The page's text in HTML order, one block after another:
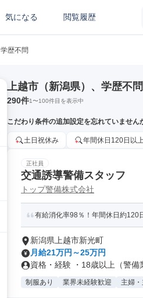
気になる 閲覧履歴
学歴不問
上越市（新潟県）、学歴不
290件1〜100件目を表示中
こだわり条件の追加設定を忘れていません
土日祝休み 年間休日120日以
正社員
交通誘導警備スタッフ
トップ警備株式会社
有給消化率98％！年間休日約120
新潟県上越市新光町
月給21万円～25万円
資格・経験 ・18歳以上（警備
制服あり 業界未経験歓迎 主婦